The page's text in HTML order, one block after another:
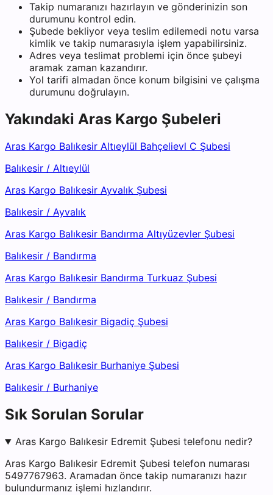
Takip numaranızı hazırlayın ve gönderinizin son
durumunu kontrol edin.
Şubede bekliyor veya teslim edilemedi notu varsa
kimlik ve takip numarasıyla işlem yapabilirsiniz.
Adres veya teslimat problemi için önce şubeyi
aramak zaman kazandırır.
Yol tarifi almadan önce konum bilgisini ve çalışma
durumunu doğrulayın.
Yakındaki Aras Kargo Şubeleri
Aras Kargo Balıkesir Altıeylül Bahçelievl C Şubesi
Balıkesir / Altıeylül
Aras Kargo Balıkesir Ayvalık Şubesi
Balıkesir / Ayvalık
Aras Kargo Balıkesir Bandırma Altıyüzevler Şubesi
Balıkesir / Bandırma
Aras Kargo Balıkesir Bandırma Turkuaz Şubesi
Balıkesir / Bandırma
Aras Kargo Balıkesir Bigadiç Şubesi
Balıkesir / Bigadiç
Aras Kargo Balıkesir Burhaniye Şubesi
Balıkesir / Burhaniye
Sık Sorulan Sorular
Aras Kargo Balıkesir Edremit Şubesi telefonu nedir?
Aras Kargo Balıkesir Edremit Şubesi telefon numarası
5497767963. Aramadan önce takip numaranızı hazır
bulundurmanız işlemi hızlandırır.